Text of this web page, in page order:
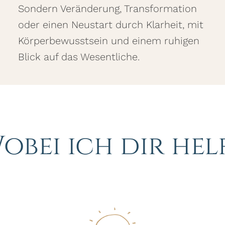
Sondern Veränderung, Transformation
oder einen Neustart durch Klarheit, mit
Körperbewusstsein und einem ruhigen
Blick auf das Wesentliche.
ich dir